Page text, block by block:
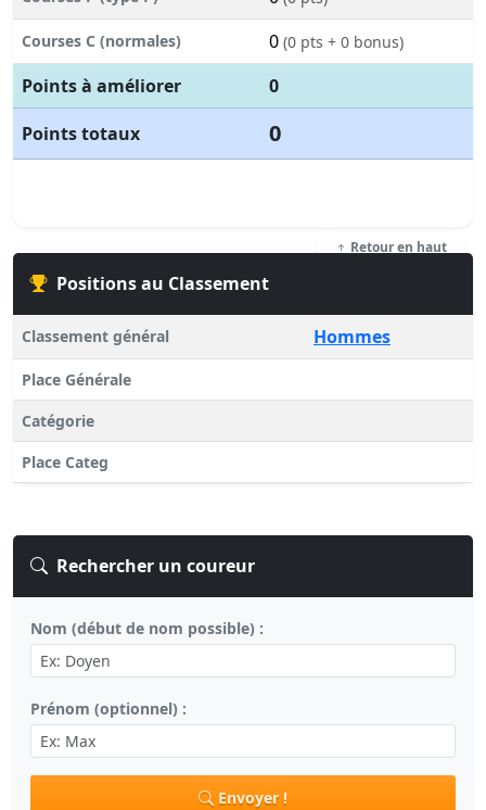
Courses C (normales) 0 (0 pts + 0 bonus)
Points à améliorer
0
Points totaux
0
Retour en haut
Positions au Classement
Classement général Hommes
Place Générale
Catégorie
Place Categ
Rechercher un coureur
Nom (début de nom possible) :
Prénom (optionnel) :
Envoyer !